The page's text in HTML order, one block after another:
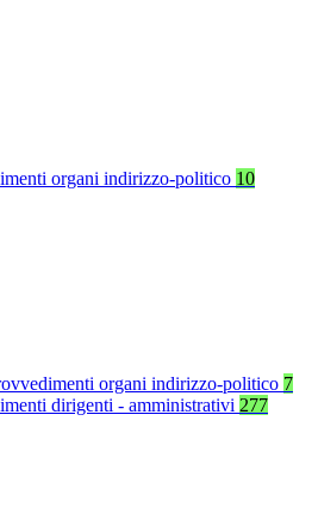
organi indirizzo-politico 10
organi indirizzo-politico 7
dirigenti - amministrativi 277